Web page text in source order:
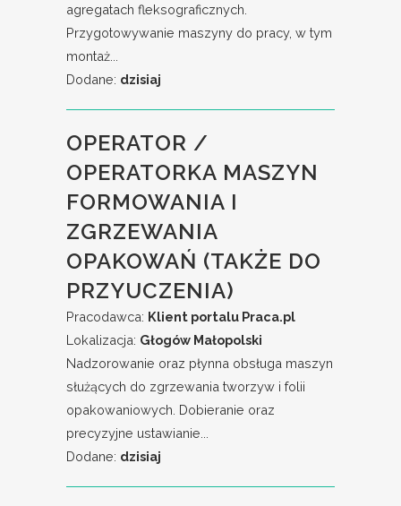
agregatach fleksograficznych.
Przygotowywanie maszyny do pracy, w tym
montaż...
Dodane: dzisiaj
OPERATOR /
OPERATORKA MASZYN
FORMOWANIA I
ZGRZEWANIA
OPAKOWAŃ (TAKŻE DO
PRZYUCZENIA)
Pracodawca: Klient portalu Praca.pl
Lokalizacja: Głogów Małopolski
Nadzorowanie oraz płynna obsługa maszyn
służących do zgrzewania tworzyw i folii
opakowaniowych. Dobieranie oraz
precyzyjne ustawianie...
Dodane: dzisiaj